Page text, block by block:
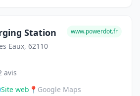
Station
Eaux, 62110
www.powerdot.fr
avis
Site web 📍 Google Maps